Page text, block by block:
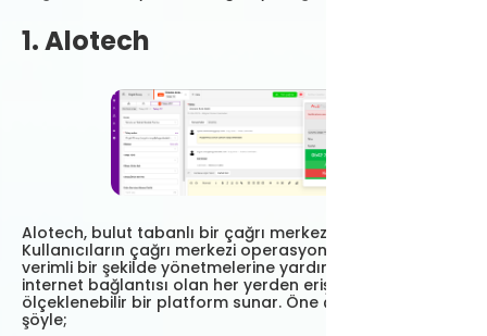
1. Alotech
Alotech, bulut tabanlı bir çağrı merkezi çözümüdür.
Kullanıcıların çağrı merkezi operasyonlarını daha
verimli bir şekilde yönetmelerine yardımcı olan Alotech,
internet bağlantısı olan her yerden erişilebilen esnek ve
ölçeklenebilir bir platform sunar. Öne çıkan özellikleri ile
şöyle;